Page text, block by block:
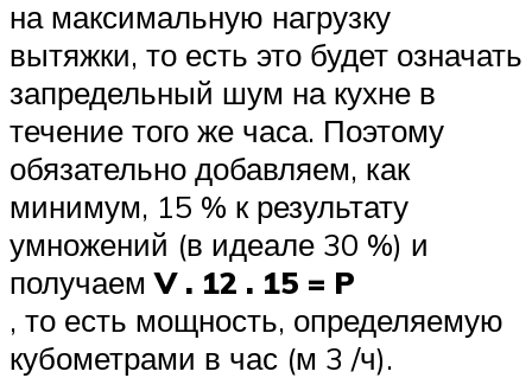
на максимальную нагрузку
вытяжки, то есть это будет означать
запредельный шум на кухне в
течение того же часа. Поэтому
обязательно добавляем, как
минимум, 15 % к результату
умножений (в идеале 30 %) и
получаемV . 12 . 15 = P
, то есть мощность, определяемую
кубометрами в час (м 3 /ч).